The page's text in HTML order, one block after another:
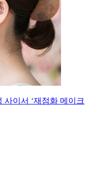
사이서 ‘재점화 메이크